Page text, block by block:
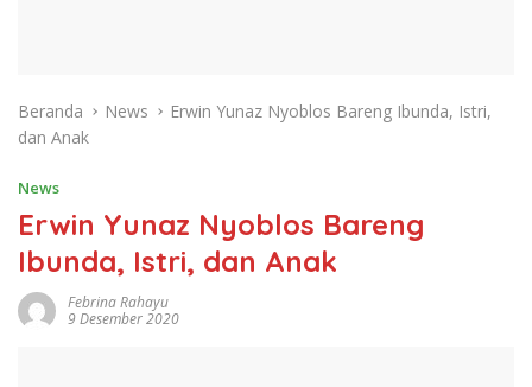
Beranda News
Erwin Yunaz Nyoblos Bareng Ibunda, Istri,
dan Anak
News
Erwin Yunaz Nyoblos Bareng
Ibunda, Istri, dan Anak
Febrina Rahayu
9 Desember 2020